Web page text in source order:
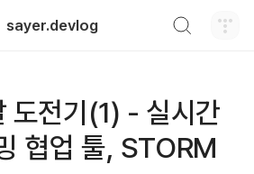
sayer.devlog
도전기(1) - 실시간
협업 툴, STORM